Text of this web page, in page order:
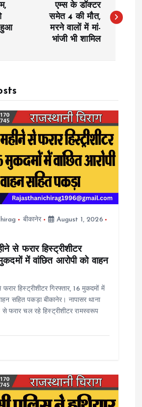
हुआ
एम्स के डॉक्टर
समेत 4 की मौत,
मरने वालों में मां-
भांजी भी शामिल
बीकानेर
August 1, 2026
से फरार हिस्ट्रीशीटर
में वांछित आरोपी को वाहन
हिस्ट्रीशीटर गिरफ्तार, 16 मुकदमों में
सहित पकड़ा बीकानेर। नापासर थाना
फरार चल रहे हिस्ट्रीशीटर रामस्वरूप